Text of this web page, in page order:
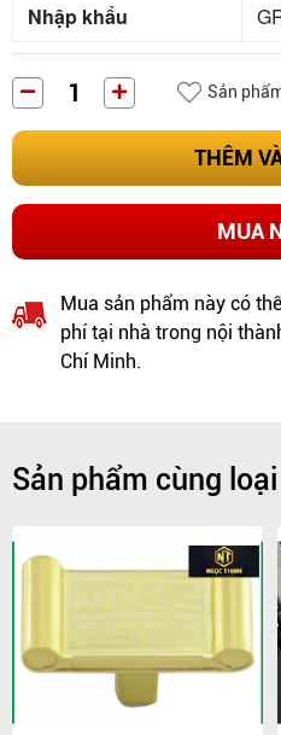
Nhập khẩu
Sản
THÊM
MUA
Mua sản phẩm này có
phí tại nhà trong nội
Chí Minh.
Sản phẩm cùng loại